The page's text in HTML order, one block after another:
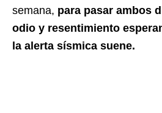
semana, para pasar ambos
odio y resentimiento
la alerta sísmica suene.